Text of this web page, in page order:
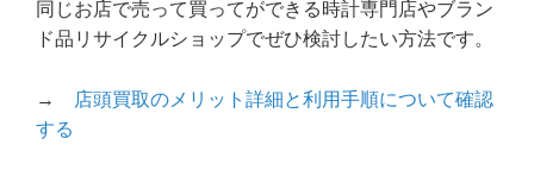
同じお店で売って買ってができる時計専門店やブラン
ド品リサイクルショップでぜひ検討したい方法です。
→
店頭買取のメリット詳細と利用手順について確認
する